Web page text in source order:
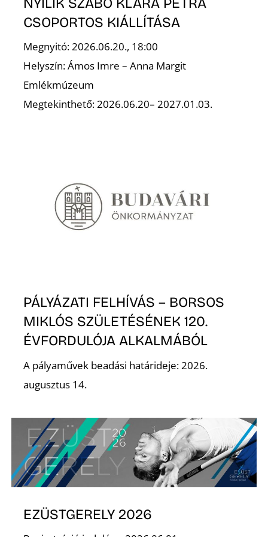
CSOPORTOS KIÁLLÍTÁSA
Megnyitó: 2026.06.20., 18:00
Helyszín: Ámos Imre – Anna Margit
Emlékmúzeum
Megtekinthető: 2026.06.20– 2027.01.03.
PÁLYÁZATI FELHÍVÁS – BORSOS
MIKLÓS SZÜLETÉSÉNEK 120.
ÉVFORDULÓJA ALKALMÁBÓL
A pályaművek beadási határideje: 2026.
augusztus 14.
EZÜSTGERELY 2026